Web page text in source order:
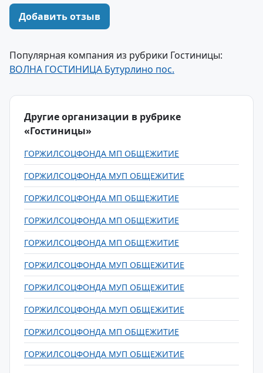
Добавить отзыв
Популярная компания из рубрики Гостиницы:
ВОЛНА ГОСТИНИЦА Бутурлино пос.
Другие организации в рубрике
«Гостиницы»
ГОРЖИЛСОЦФОНДА МП ОБЩЕЖИТИЕ
ГОРЖИЛСОЦФОНДА МУП ОБЩЕЖИТИЕ
ГОРЖИЛСОЦФОНДА МП ОБЩЕЖИТИЕ
ГОРЖИЛСОЦФОНДА МП ОБЩЕЖИТИЕ
ГОРЖИЛСОЦФОНДА МП ОБЩЕЖИТИЕ
ГОРЖИЛСОЦФОНДА МУП ОБЩЕЖИТИЕ
ГОРЖИЛСОЦФОНДА МУП ОБЩЕЖИТИЕ
ГОРЖИЛСОЦФОНДА МУП ОБЩЕЖИТИЕ
ГОРЖИЛСОЦФОНДА МП ОБЩЕЖИТИЕ
ГОРЖИЛСОЦФОНДА МУП ОБЩЕЖИТИЕ